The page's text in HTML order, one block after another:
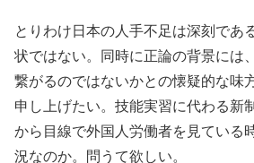
とりわけ日本の人手不足は深刻であ
状ではない。同時に正論の背景には
繋がるのではないかとの懐疑的な味
申し上げたい。技能実習に代わる新
から目線で外国人労働者を見ている
況なのか。問うて欲しい。